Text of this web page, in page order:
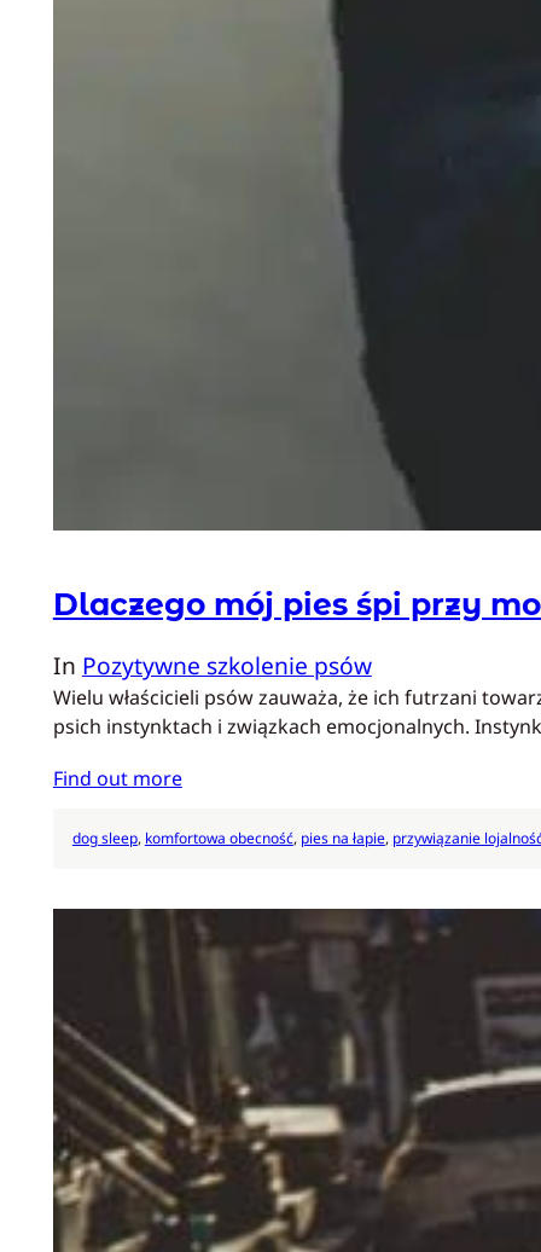
Dlaczego mój pies śpi przy
In Pozytywne szkolenie psów
Wielu właścicieli psów zauważa, że ich futrzani
psich instynktach i związkach emocjonalnych.
Find out more
dog sleep, komfortowa obecność, pies na łapie, przywiązanie